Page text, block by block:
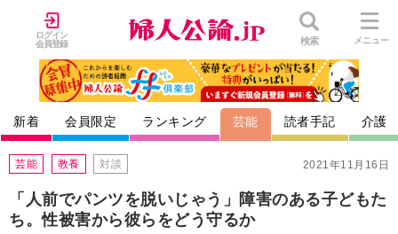
ログイン
会員登録
検索 メニュー
新着 会員限定 ランキング 芸能 読者手記 介護
2021年11月16日
芸能 教養 対談
「人前でパンツを脱いじゃう」障害のある子どもた
ち。性被害から彼らをどう守るか